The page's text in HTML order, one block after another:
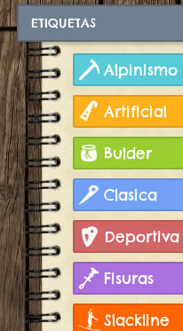
ETIQUETAS
Alpinismo
Artificial
Bulder
Clasica
Deportiva
Fisuras
Slackline